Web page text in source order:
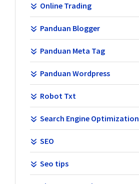
Online Trading
Panduan Blogger
Panduan Meta Tag
Panduan Wordpress
Robot Txt
Search Engine Optimization
SEO
Seo tips